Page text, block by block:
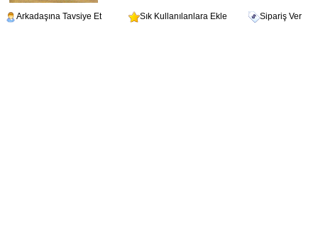
Arkadaşına Tavsiye Et Sık Kullanılanlara Ekle Sipariş Ver